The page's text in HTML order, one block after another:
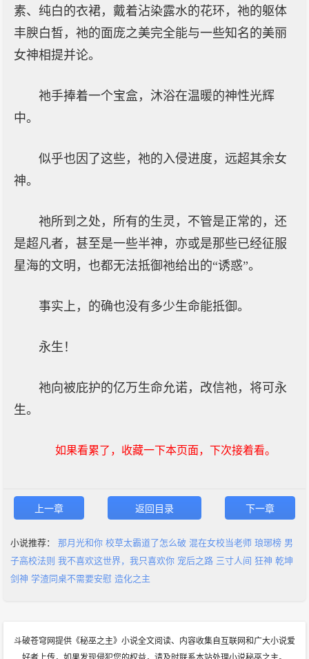
素、纯白的衣裙，戴着沾染露水的花环，祂的躯体
丰腴白皙，祂的面庞之美完全能与一些知名的美丽
女神相提并论。
祂手捧着一个宝盒，沐浴在温暖的神性光辉
中。
似乎也因了这些，祂的入侵进度，远超其余女
神。
祂所到之处，所有的生灵，不管是正常的，还
是超凡者，甚至是一些半神，亦或是那些已经征服
星海的文明，也都无法抵御祂给出的“诱惑”。
事实上，的确也没有多少生命能抵御。
永生！
祂向被庇护的亿万生命允诺，改信祂，将可永
生。
如果看累了，收藏一下本页面，下次接着看。
上一章 返回目录 下一章
小说推荐： 那月光和你 校草太霸道了怎么破 混在女校当老师 琅琊榜 男
子高校法则 我不喜欢这世界，我只喜欢你 宠后之路 三寸人间 狂神 乾坤
剑神 学渣同桌不需要安慰 造化之主
斗破苍穹网提供《秘巫之主》小说全文阅读、内容收集自互联网和广大小说爱
好者上传，如果发现侵犯您的权益，请及时联系本站处理小说秘巫之主。